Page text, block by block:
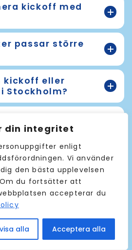
din integritet
enligt
Vi använder
den bästa upplevelsen
du fortsätter att
accepterar du
alla Acceptera alla
kickoff med
passar större
kickoff eller
Stockholm?
i
och
vi er